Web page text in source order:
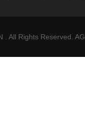
. All Rights Reserved.